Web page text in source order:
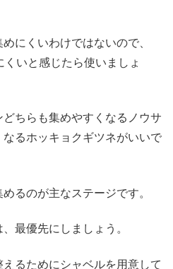
にくいわけではないので、
いと感じたら使いましょ
ちらも集めやすくなるノウサ
るホッキョクギツネがいいで
るのが主なステージです。
最優先にしましょう。
るためにシャベルを用意して